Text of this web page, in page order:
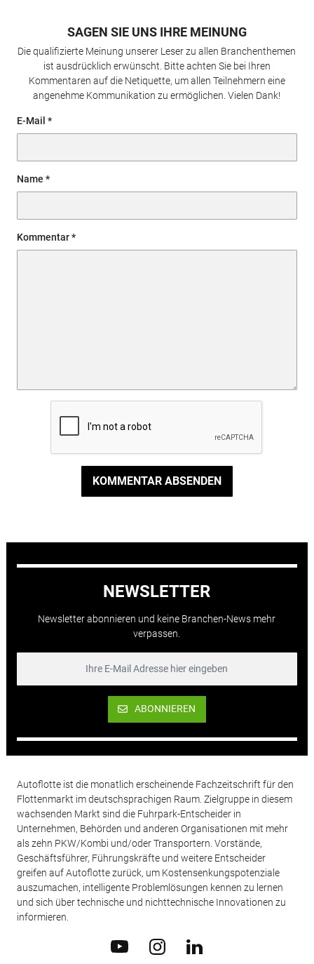
SAGEN SIE UNS IHRE MEINUNG
Die qualifizierte Meinung unserer Leser zu allen Branchenthemen
ist ausdrücklich erwünscht. Bitte achten Sie bei Ihren
Kommentaren auf die Netiquette, um allen Teilnehmern eine
angenehme Kommunikation zu ermöglichen. Vielen Dank!
E-Mail
Name
Kommentar
KOMMENTAR ABSENDEN
NEWSLETTER
Newsletter abonnieren und keine Branchen-News mehr
verpassen.
ABONNIEREN
Autoflotte ist die monatlich erscheinende Fachzeitschrift für den
Flottenmarkt im deutschsprachigen Raum. Zielgruppe in diesem
wachsenden Markt sind die Fuhrpark-Entscheider in
Unternehmen, Behörden und anderen Organisationen mit mehr
als zehn PKW/Kombi und/oder Transportern. Vorstände,
Geschäftsführer, Führungskräfte und weitere Entscheider
greifen auf Autoflotte zurück, um Kostensenkungspotenziale
auszumachen, intelligente Problemlösungen kennen zu lernen
und sich über technische und nichttechnische Innovationen zu
informieren.